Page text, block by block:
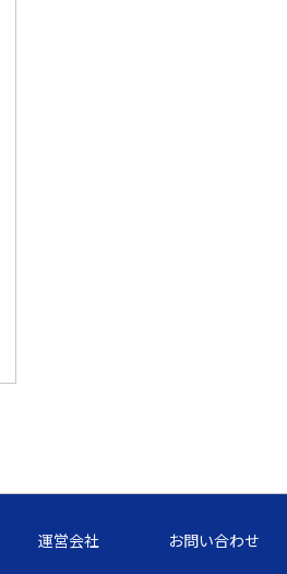
運営会社 お問い合わせ